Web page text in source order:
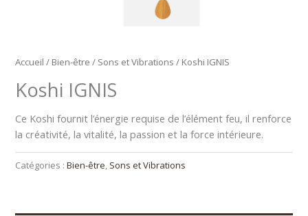
Accueil / Bien-être / Sons et Vibrations / Koshi IGNIS
Koshi IGNIS
Ce Koshi fournit l’énergie requise de l’élément feu, il renforce
la créativité, la vitalité, la passion et la force intérieure.
Catégories :Bien-être, Sons et Vibrations